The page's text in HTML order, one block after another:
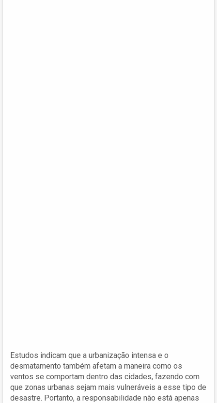
Estudos indicam que a urbanização intensa e o
desmatamento também afetam a maneira como os
ventos se comportam dentro das cidades, fazendo com
que zonas urbanas sejam mais vulneráveis a esse tipo de
desastre. Portanto, a responsabilidade não está apenas